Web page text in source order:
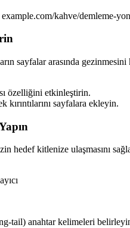
kahve/demleme-
sayfalar arasında gezinmesini
özelliğini etkinleştirin.
sayfalara ekleyin.
hedef kitlenize ulaşmasını
tail) anahtar kelimeleri